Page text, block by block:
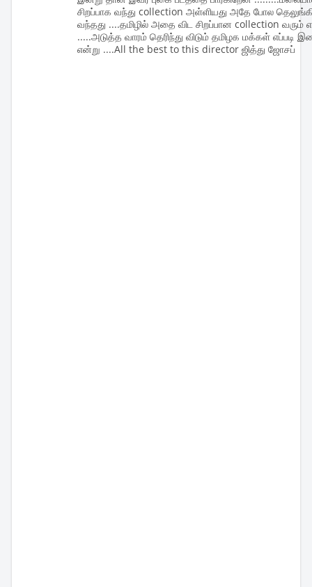
சிறப்பாக வந்து collection அள்ளியது அதே போல
வந்தது ....தமிழில் அதை விட சிறப்பான collection வரும்
.....அடுத்த வாரம் தெரிந்து விடும் தமிழக மக்கள் எப்படி
என்று ....All the best to this director ஜித்து ஜோசப்